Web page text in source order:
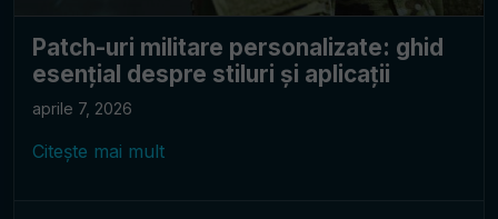
Patch-uri militare personalizate: ghid
esențial despre stiluri și aplicații
aprile 7, 2026
Citește mai mult